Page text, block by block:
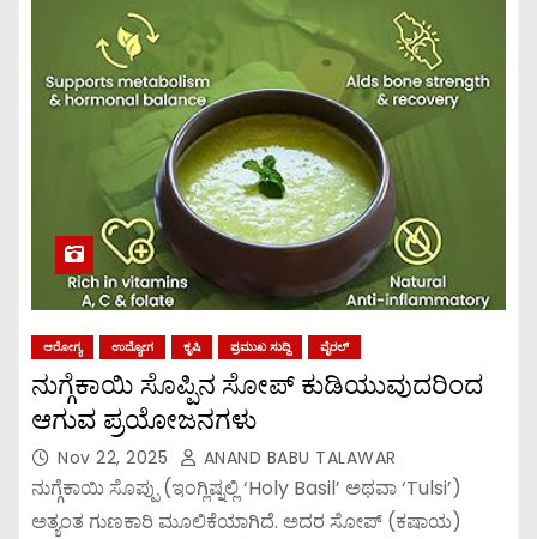
ಆರೋಗ್ಯ ಉದ್ಯೋಗ ಕೃಷಿ ಪ್ರಮುಖ ಸುದ್ದಿ ವೈರಲ್
ನುಗ್ಗೆಕಾಯಿ ಸೊಪ್ಪಿನ ಸೋಪ್ ಕುಡಿಯುವುದರಿಂದ
ಆಗುವ ಪ್ರಯೋಜನಗಳು
Nov 22, 2025 ANAND BABU TALAWAR
ನುಗ್ಗೆಕಾಯಿ ಸೊಪ್ಪು (ಇಂಗ್ಲಿಷ್ನಲ್ಲಿ ‘Holy Basil’ ಅಥವಾ ‘Tulsi’)
ಅತ್ಯಂತ ಗುಣಕಾರಿ ಮೂಲಿಕೆಯಾಗಿದೆ. ಅದರ ಸೋಪ್ (ಕಷಾಯ)